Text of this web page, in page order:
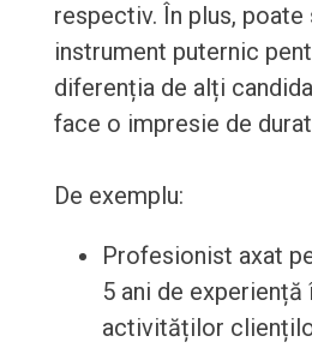
respectiv. În plus, poate
instrument puternic
diferenția de alți
face o impresie de
De exemplu:
Profesionist axat
5 ani de
activităților